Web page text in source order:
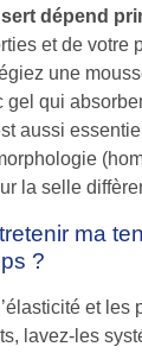
dépend
et de votre
une
gel qui
aussi
la selle
ma
?
et les
lavez-les